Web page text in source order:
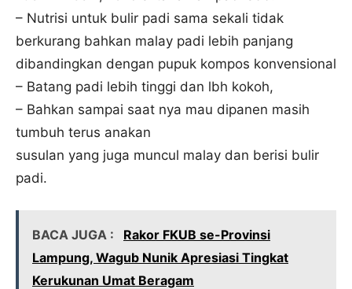
– Nutrisi untuk bulir padi sama sekali tidak
berkurang bahkan malay padi lebih panjang
dibandingkan dengan pupuk kompos konvensional
– Batang padi lebih tinggi dan lbh kokoh,
– Bahkan sampai saat nya mau dipanen masih
tumbuh terus anakan
susulan yang juga muncul malay dan berisi bulir
padi.
BACA JUGA :
Rakor FKUB se-Provinsi
Lampung, Wagub Nunik Apresiasi Tingkat
Kerukunan Umat Beragam